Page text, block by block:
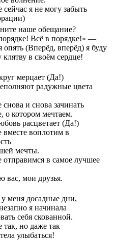
я не могу забыть
наше обещание?
Всё в порядке!» —
опять (Вперёд, вперёд) я буду
клятву в своём сердце!
мерцает (Да!)
радужные цвета
снова и снова зачинать
о котором мечтаем.
расцветает (Да!)
вместе воплотим в
мечты.
отправимся в самое лучшее
вас, мои друзья.
меня досадные дни,
я начинала
себя скованной.
так, но даже так
улыбаться!